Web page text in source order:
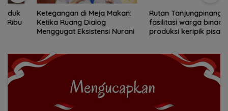
Ketegangan di Meja Makan:
Ketika Ruang Dialog
Menggugat Eksistensi Nurani
Rutan Tanjungpinang
fasilitasi warga binaan
produksi keripik pisang